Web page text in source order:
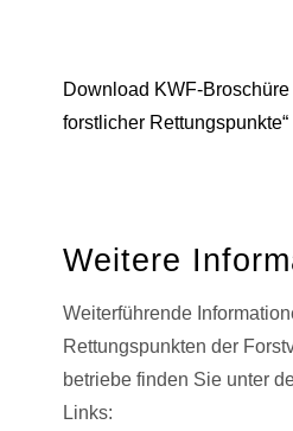
Download KWF-Broschüre
forstlicher Rettungspunkte“
Weitere
Weiterführende
Rettungspunkten der
betriebe finden Sie unter
Links: